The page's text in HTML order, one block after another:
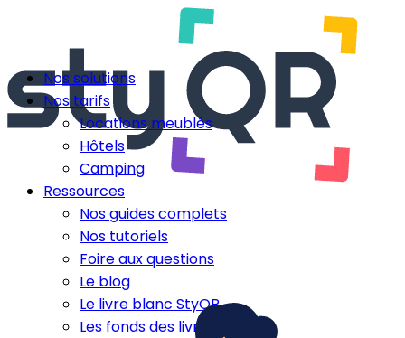
Nos solutions
Nos tarifs
Locations meublés
Hôtels
Camping
Ressources
Nos guides complets
Nos tutoriels
Foire aux questions
Le blog
Le livre blanc StyQR
Les fonds des livrets